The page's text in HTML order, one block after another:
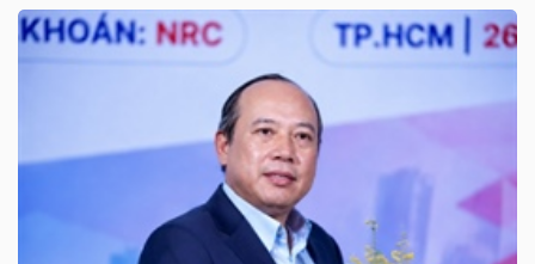
Tất cả Người nội bộ Người liên quan Cổ đông lớn